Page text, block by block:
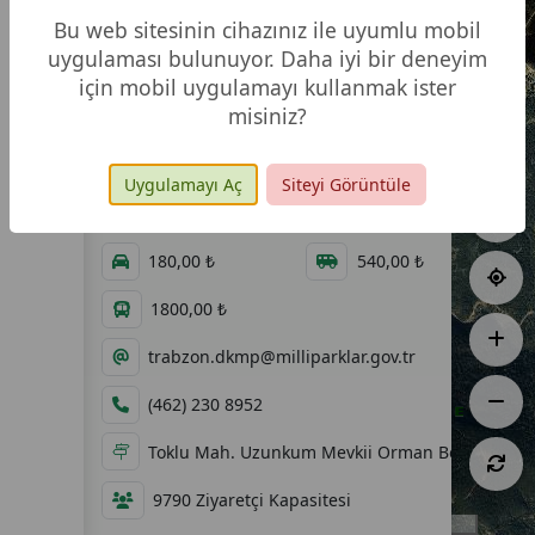
00:00 - 00:00 60,00 ₺
60,00 ₺ 120,00 ₺
180,00 ₺ 540,00 ₺
1800,00 ₺
trabzon.dkmp@milliparklar.gov.tr
(462) 230 8952
Toklu Mah. Uzunkum Mevkii Orman Bölge
9790 Ziyaretçi Kapasitesi
Bu web sitesinin cihazınız ile uyumlu mobil
uygulaması bulunuyor. Daha iyi bir deneyim
için mobil uygulamayı kullanmak ister
misiniz?
Uygulamayı Aç Siteyi Görüntüle